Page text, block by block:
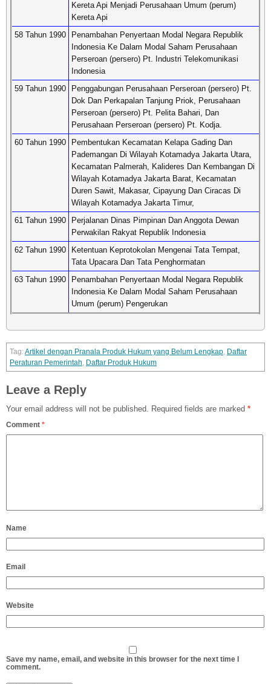
Kereta Api Menjadi Perusahaan Umum (perum)
Kereta Api
58 Tahun 1990
Penambahan Penyertaan Modal Negara Republik
Indonesia Ke Dalam Modal Saham Perusahaan
Perseroan (persero) Pt. Industri Telekomunikasi
Indonesia
59 Tahun 1990
Penggabungan Perusahaan Perseroan (persero) Pt.
Dok Dan Perkapalan Tanjung Priok, Perusahaan
Perseroan (persero) Pt. Pelita Bahari, Dan
Perusahaan Perseroan (persero) Pt. Kodja.
60 Tahun 1990
Pembentukan Kecamatan Kelapa Gading Dan
Pademangan Di Wilayah Kotamadya Jakarta Utara,
Kecamatan Palmerah, Kalideres Dan Kembangan Di
Wilayah Kotamadya Jakarta Barat, Kecamatan
Duren Sawit, Makasar, Cipayung Dan Ciracas Di
Wilayah Kotamadya Jakarta Timur,
61 Tahun 1990
Perjalanan Dinas Pimpinan Dan Anggota Dewan
Perwakilan Rakyat Republik Indonesia
62 Tahun 1990
Ketentuan Keprotokolan Mengenai Tata Tempat,
Tata Upacara Dan Tata Penghormatan
63 Tahun 1990
Penambahan Penyertaan Modal Negara Republik
Indonesia Ke Dalam Modal Saham Perusahaan
Umum (perum) Pengerukan
Artikel dengan Pranala Produk Hukum yang Belum Lengkap, Daftar
Peraturan Pemerintah, Daftar Produk Hukum
Leave a Reply
Your email address will not be published. Required fields are marked *
Comment *
Name
Email
Website
Save my name, email, and website in this browser for the next time I
comment.